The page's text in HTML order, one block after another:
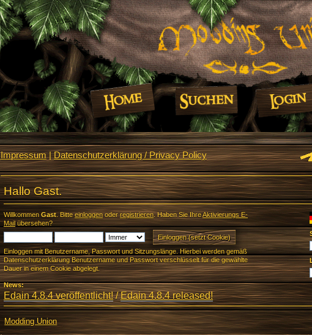
Impressum|Datenschutzerklärung / Privacy Policy
Hallo Gast.
Willkommen Gast. Bitte einloggenoderregistrieren. Haben Sie IhreAktivierungs E-
Mailübersehen?
Einloggen mit Benutzername, Passwort und Sitzungslänge. Hierbei werden gemäß
Datenschutzerklärung Benutzername und Passwort verschlüsselt für die gewählte
Dauer in einem Cookie abgelegt.
News:
Edain 4.8.4 veröffentlicht!/Edain 4.8.4 released!
Modding Union